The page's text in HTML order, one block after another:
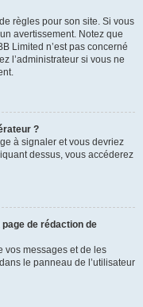
règles pour son site. Si vous
avertissement. Notez que
Limited n’est pas concerné
l’administrateur si vous ne
?
à signaler et vous devriez
dessus, vous accéderez
de rédaction de
vos messages et de les
le panneau de l’utilisateur